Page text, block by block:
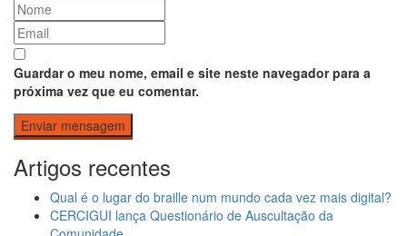
Guardar o meu nome, email e site neste navegador para a
próxima vez que eu comentar.
Artigos recentes
Qual é o lugar do braille num mundo cada vez mais digital?
CERCIGUI lança Questionário de Auscultação da